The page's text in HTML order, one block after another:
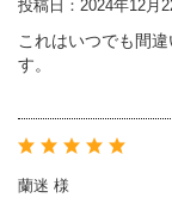
投稿日：2024年12月
これはいつでも間
す。
蘭迷 様